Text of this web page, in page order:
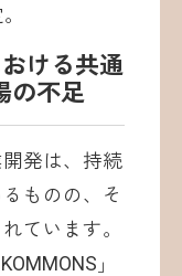
ける共通
の不足
発は、持続
ものの、そ
ています。
」